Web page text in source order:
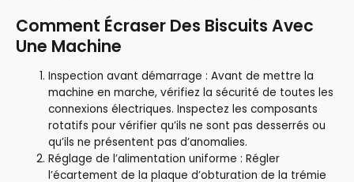
Comment Écraser Des Biscuits Avec
Une Machine
Inspection avant démarrage : Avant de mettre la
machine en marche, vérifiez la sécurité de toutes les
connexions électriques. Inspectez les composants
rotatifs pour vérifier qu’ils ne sont pas desserrés ou
qu’ils ne présentent pas d’anomalies.
Réglage de l’alimentation uniforme : Régler
l’écartement de la plaque d’obturation de la trémie